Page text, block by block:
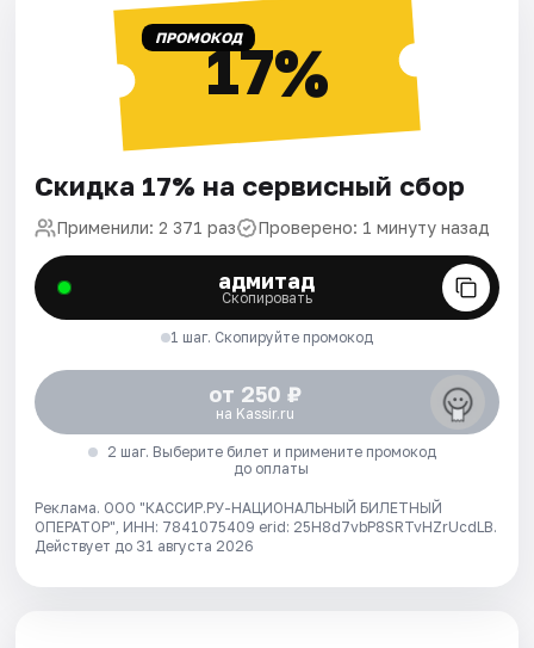
ПРОМОКОД17%
Скидка 17% на сервисный сбор
Применили: 2 371 раз Проверено: 1 минуту назад
адмитад
Скопировать
1 шаг. Скопируйте промокод
от 250 ₽
на Kassir.ru
2 шаг. Выберите билет и примените промокод
до оплаты
Реклама. ООО "КАССИР.РУ-НАЦИОНАЛЬНЫЙ БИЛЕТНЫЙ
ОПЕРАТОР", ИНН: 7841075409 erid: 25H8d7vbP8SRTvHZrUcdLB.
Действует до 31 августа 2026